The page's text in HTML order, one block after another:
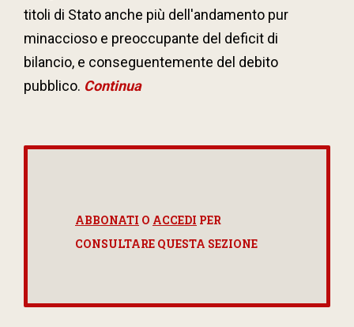
titoli di Stato anche più dell'andamento pur
minaccioso e preoccupante del deficit di
bilancio, e conseguentemente del debito
pubblico. Continua
ABBONATI O ACCEDI PER
CONSULTARE QUESTA SEZIONE